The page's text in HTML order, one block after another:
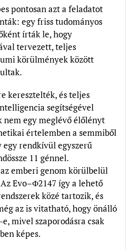
pontosan azt a feladatot
egy friss tudományos
írták le, hogy
tervezett, teljes
körülmények között
keresztelték, és teljes
segítségével
egy meglévő élőlényt
értelemben a semmiből
rendkívül egyszerű
11 génnel.
emberi genom körülbelül
Evo–Φ2147 így a lehető
közé tartozik, és
az is vitatható, hogy önálló
mivel szaporodásra csak
képes.